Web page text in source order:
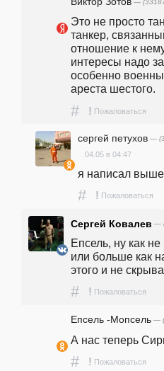
—
Это не просто
танкер,
отношение к
интересы надо
особенно
ареста шестого.
# ! Пожаловаться
сергей петухов —
04.05 в 04:47
я написал выше
# ! Пожаловаться
Сергей Ковалев —
Епсель, ну как
или больше как
этого и не
# ! Пожаловаться
Епсель -Мопсель —
А нас теперь
# ! Пожаловаться